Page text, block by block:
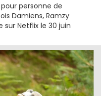
personne de
Damiens, Ramzy
sur Netflix le 30 juin